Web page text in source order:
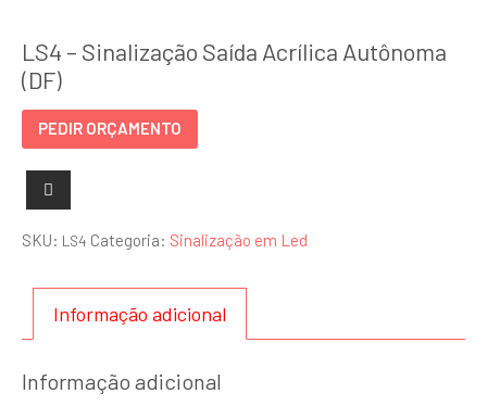
LS4 – Sinalização Saída Acrílica Autônoma
(DF)
PEDIR ORÇAMENTO
SKU: LS4 Categoria: Sinalização em Led
Informação adicional
Informação adicional